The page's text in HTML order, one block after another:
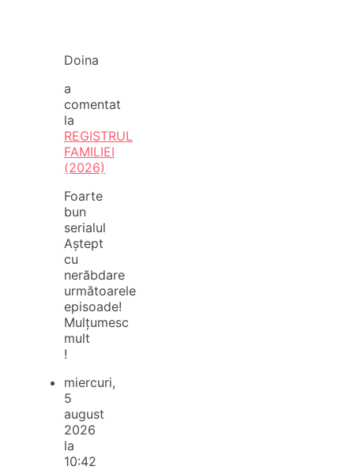
Doina
a
comentat
la
REGISTRUL
FAMILIEI
(2026)
Foarte
bun
serialul
Aștept
cu
nerăbdare
următoarele
episoade!
Mulțumesc
mult
!
miercuri,
5
august
2026
la
10:42